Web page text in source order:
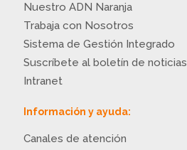
Nuestro ADN Naranja
Trabaja con Nosotros
Sistema de Gestión Integrado
Suscríbete al boletín de noticias
Intranet
Información y ayuda:
Canales de atención